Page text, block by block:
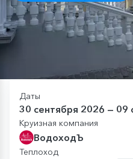
Даты
30 сентября 2026 — 09
Круизная компания
ВодоходЪ
Теплоход